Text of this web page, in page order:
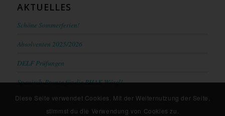
AKTUELLES
Schöne Sommerferien!
Absolventen 2025/2026
DELF Prüfungen
Spanisch-Bronze für die BHAK Wörgl!
Diese Seite verwendet Cookies. Mit der Weiternutzung der Seite,
stimmst du die Verwendung von Cookies zu.